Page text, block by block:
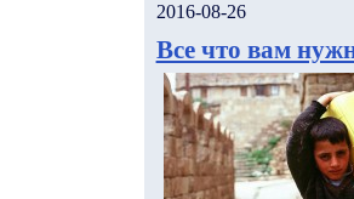
2016-08-26
Все что вам